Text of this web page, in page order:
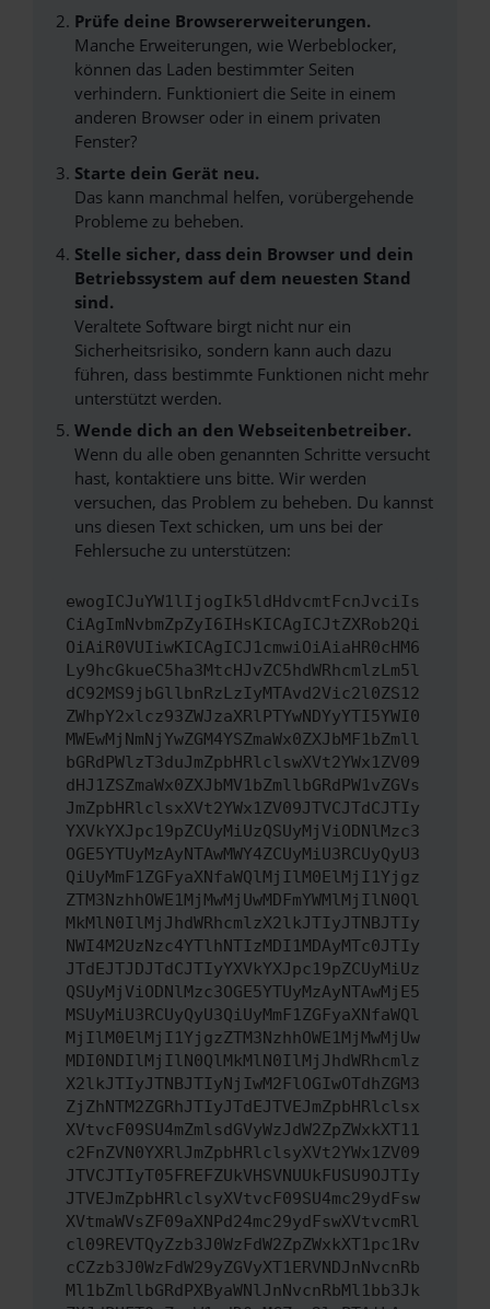
Prüfe deine Browsererweiterungen.
Manche Erweiterungen, wie Werbeblocker,
können das Laden bestimmter Seiten
verhindern. Funktioniert die Seite in einem
anderen Browser oder in einem privaten
Fenster?
Starte dein Gerät neu.
Das kann manchmal helfen, vorübergehende
Probleme zu beheben.
Stelle sicher, dass dein Browser und dein
Betriebssystem auf dem neuesten Stand
sind.
Veraltete Software birgt nicht nur ein
Sicherheitsrisiko, sondern kann auch dazu
führen, dass bestimmte Funktionen nicht mehr
unterstützt werden.
Wende dich an den Webseitenbetreiber.
Wenn du alle oben genannten Schritte versucht
hast, kontaktiere uns bitte. Wir werden
versuchen, das Problem zu beheben. Du kannst
uns diesen Text schicken, um uns bei der
Fehlersuche zu unterstützen:
ewogICJuYW1lIjogIk5ldHdvcmtFcnJvciIs
CiAgImNvbmZpZyI6IHsKICAgICJtZXRob2Qi
OiAiR0VUIiwKICAgICJ1cmwiOiAiaHR0cHM6
Ly9hcGkueC5ha3MtcHJvZC5hdWRhcmlzLm5l
dC92MS9jbGllbnRzLzIyMTAvd2Vic2l0ZS12
ZWhpY2xlcz93ZWJzaXRlPTYwNDYyYTI5YWI0
MWEwMjNmNjYwZGM4YSZmaWx0ZXJbMF1bZmll
bGRdPWlzT3duJmZpbHRlclswXVt2YWx1ZV09
dHJ1ZSZmaWx0ZXJbMV1bZmllbGRdPW1vZGVs
JmZpbHRlclsxXVt2YWx1ZV09JTVCJTdCJTIy
YXVkYXJpc19pZCUyMiUzQSUyMjViODNlMzc3
OGE5YTUyMzAyNTAwMWY4ZCUyMiU3RCUyQyU3
QiUyMmF1ZGFyaXNfaWQlMjIlM0ElMjI1Yjgz
ZTM3NzhhOWE1MjMwMjUwMDFmYWMlMjIlN0Ql
MkMlN0IlMjJhdWRhcmlzX2lkJTIyJTNBJTIy
NWI4M2UzNzc4YTlhNTIzMDI1MDAyMTc0JTIy
JTdEJTJDJTdCJTIyYXVkYXJpc19pZCUyMiUz
QSUyMjViODNlMzc3OGE5YTUyMzAyNTAwMjE5
MSUyMiU3RCUyQyU3QiUyMmF1ZGFyaXNfaWQl
MjIlM0ElMjI1YjgzZTM3NzhhOWE1MjMwMjUw
MDI0NDIlMjIlN0QlMkMlN0IlMjJhdWRhcmlz
X2lkJTIyJTNBJTIyNjIwM2FlOGIwOTdhZGM3
ZjZhNTM2ZGRhJTIyJTdEJTVEJmZpbHRlclsx
XVtvcF09SU4mZmlsdGVyWzJdW2ZpZWxkXT11
c2FnZVN0YXRlJmZpbHRlclsyXVt2YWx1ZV09
JTVCJTIyT05FREFZUkVHSVNUUkFUSU9OJTIy
JTVEJmZpbHRlclsyXVtvcF09SU4mc29ydFsw
XVtmaWVsZF09aXNPd24mc29ydFswXVtvcmRl
cl09REVTQyZzb3J0WzFdW2ZpZWxkXT1pc1Rv
cCZzb3J0WzFdW29yZGVyXT1ERVNDJnNvcnRb
Ml1bZmllbGRdPXByaWNlJnNvcnRbMl1bb3Jk